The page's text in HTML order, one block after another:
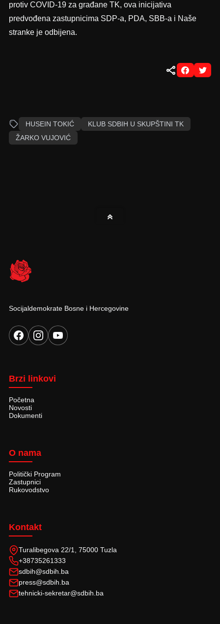
protiv COVID-19 za građane TK, ova inicijativa
predvođena zastupnicima SDP-a, PDA, SBB-a i Naše
stranke je odbijena.
HUSEIN TOKIĆ
KLUB SDBIH U SKUPŠTINI TK
ŽARKO VUJOVIĆ
Socijaldemokrate Bosne i Hercegovine
Brzi linkovi
Početna
Novosti
Dokumenti
O nama
Politički Program
Zastupnici
Rukovodstvo
Kontakt
Turalibegova 22/1, 75000 Tuzla
+38735261333
sdbih@sdbih.ba
press@sdbih.ba
tehnicki-sekretar@sdbih.ba